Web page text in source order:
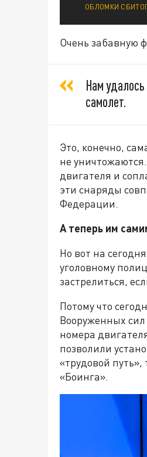
ОБЛОМКИ
Очень забавную
Нам
самолет.
Это, конечно,
не
двигателя и
эти снаряды
Федерации.
А теперь им
Но вот на
уголовному
застрелиться,
Потому что
Вооруженных
номера
позволили
«трудовой
«Боинга».